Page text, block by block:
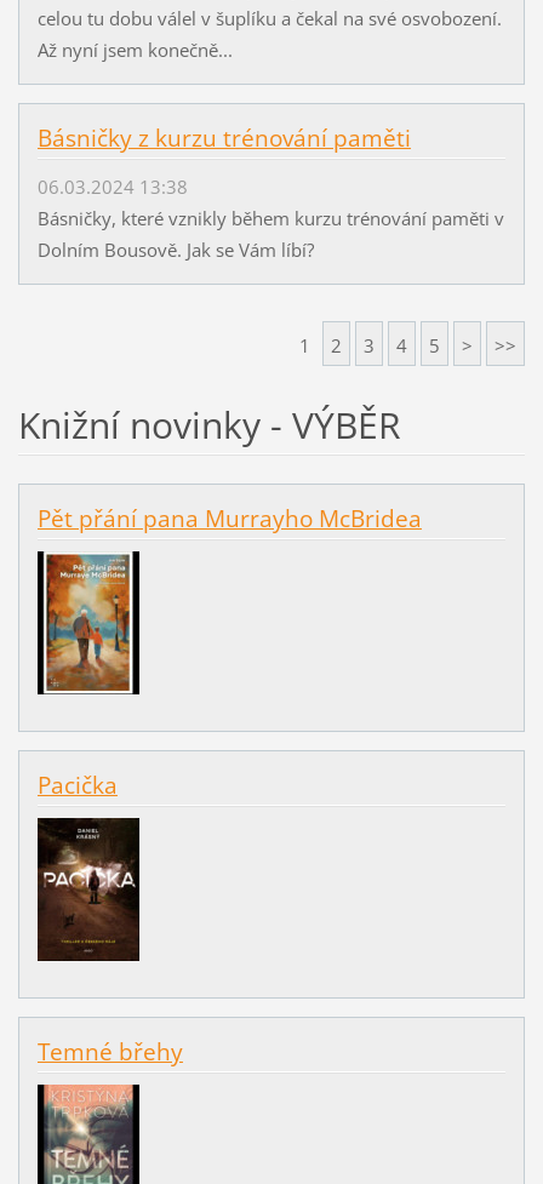
celou tu dobu válel v šuplíku a čekal na své osvobození.
Až nyní jsem konečně...
Básničky z kurzu trénování paměti
06.03.2024 13:38
Básničky, které vznikly během kurzu trénování paměti v
Dolním Bousově. Jak se Vám líbí?
1 2 3 4 5 > >>
Knižní novinky - VÝBĚR
Pět přání pana Murrayho McBridea
Pacička
Temné břehy